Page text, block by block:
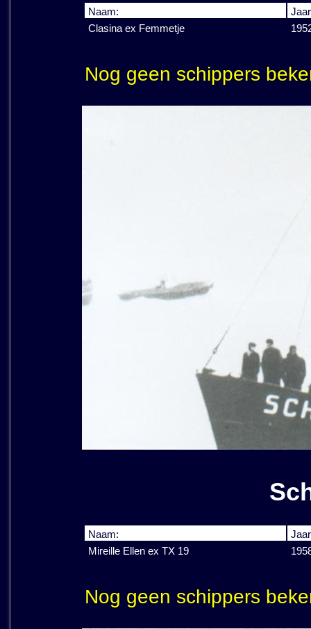
Naam:
Clasina ex Femmetje
Nog geen schippers
Naam:
Mireille Ellen ex TX 19
Nog geen schippers